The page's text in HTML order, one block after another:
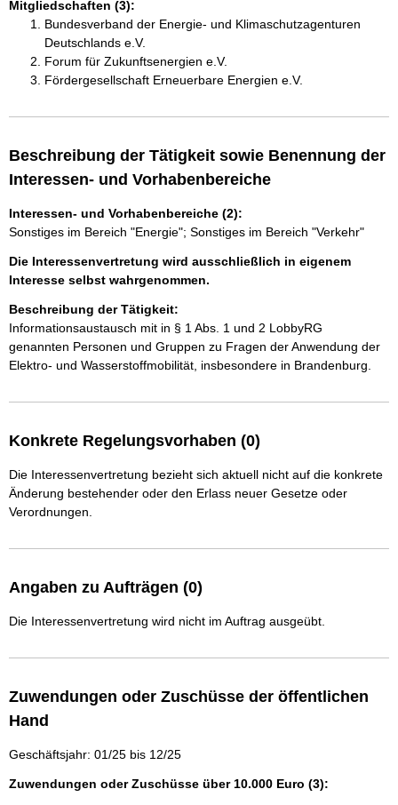
Mitgliedschaften (3):
Bundesverband der Energie- und Klimaschutzagenturen
Deutschlands e.V.
Forum für Zukunftsenergien e.V.
Fördergesellschaft Erneuerbare Energien e.V.
Beschreibung der Tätigkeit sowie Benennung der
Interessen- und Vorhabenbereiche
Interessen- und Vorhabenbereiche (2):
Sonstiges im Bereich "Energie"; Sonstiges im Bereich "Verkehr"
Die Interessenvertretung wird ausschließlich in eigenem
Interesse selbst wahrgenommen.
Beschreibung der Tätigkeit:
Informationsaustausch mit in § 1 Abs. 1 und 2 LobbyRG
genannten Personen und Gruppen zu Fragen der Anwendung der
Elektro- und Wasserstoffmobilität, insbesondere in Brandenburg.
Konkrete Regelungsvorhaben (0)
Die Interessenvertretung bezieht sich aktuell nicht auf die konkrete
Änderung bestehender oder den Erlass neuer Gesetze oder
Verordnungen.
Angaben zu Aufträgen (0)
Die Interessenvertretung wird nicht im Auftrag ausgeübt.
Zuwendungen oder Zuschüsse der öffentlichen
Hand
Geschäftsjahr: 01/25 bis 12/25
Zuwendungen oder Zuschüsse über 10.000 Euro (3):